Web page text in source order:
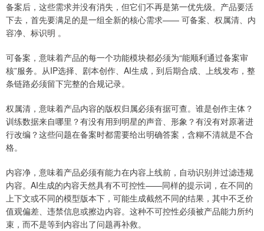
备案后，这些需求并没有消失，但它们不再是第一优先级。产品要活
下去，首先要满足的是一组全新的核心需求—— 可备案、权属清、内
容净、标识明 。
可备案，意味着产品的每一个功能模块都必须为“能顺利通过备案审
核”服务。从IP选择、剧本创作、AI生成，到后期合成、上线发布，整
条链路必须留下完整的合规记录。
权属清，意味着产品内容的版权归属必须有据可查。谁是创作主体？
训练数据来自哪里？有没有用到明星的声音、形象？有没有对原著进
行改编？这些问题在备案时都需要给出明确答案，含糊不清就是不合
格。
内容净，意味着产品必须有能力在内容上线前，自动识别并过滤违规
内容。AI生成的内容天然具有不可控性——同样的提示词，在不同的
上下文或不同的模型版本下，可能生成截然不同的结果，其中不乏价
值观偏差、违禁信息或擦边内容。这种不可控性必须被产品能力所约
束，而不是等到内容出了问题再补救。